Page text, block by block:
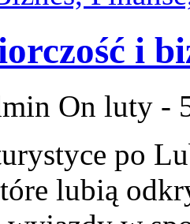
i
On luty -
po
lubią